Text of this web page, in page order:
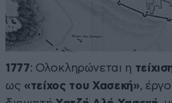
1777: Ολοκληρώνεται η
ως «τείχος του Χασεκή»,